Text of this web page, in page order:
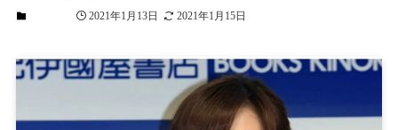
2021年1月13日 2021年1月15日